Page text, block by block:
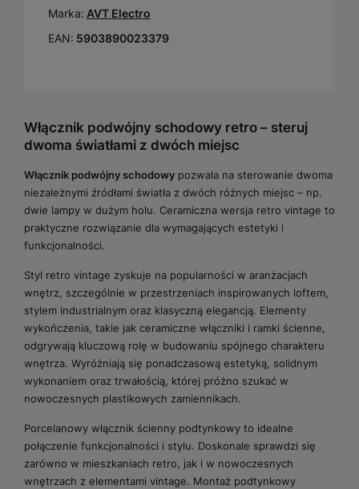
Marka: AVT Electro
EAN: 5903890023379
Włącznik podwójny schodowy retro – steruj
dwoma światłami z dwóch miejsc
Włącznik podwójny schodowy pozwala na sterowanie dwoma
niezależnymi źródłami światła z dwóch różnych miejsc – np.
dwie lampy w dużym holu. Ceramiczna wersja retro vintage to
praktyczne rozwiązanie dla wymagających estetyki i
funkcjonalności.
Styl retro vintage zyskuje na popularności w aranżacjach
wnętrz, szczególnie w przestrzeniach inspirowanych loftem,
stylem industrialnym oraz klasyczną elegancją. Elementy
wykończenia, takie jak ceramiczne włączniki i ramki ścienne,
odgrywają kluczową rolę w budowaniu spójnego charakteru
wnętrza. Wyróżniają się ponadczasową estetyką, solidnym
wykonaniem oraz trwałością, której próżno szukać w
nowoczesnych plastikowych zamiennikach.
Porcelanowy włącznik ścienny podtynkowy to idealne
połączenie funkcjonalności i stylu. Doskonale sprawdzi się
zarówno w mieszkaniach retro, jak i w nowoczesnych
wnętrzach z elementami vintage. Montaż podtynkowy